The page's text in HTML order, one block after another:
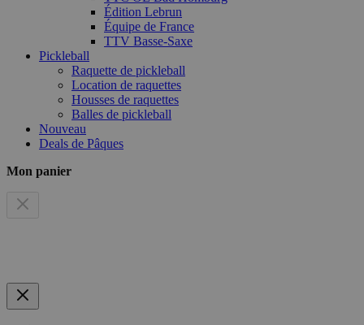
Édition Lebrun
Équipe de France
TTV Basse-Saxe
Pickleball
Raquette de pickleball
Location de raquettes
Housses de raquettes
Balles de pickleball
Nouveau
Deals de Pâques
Mon panier